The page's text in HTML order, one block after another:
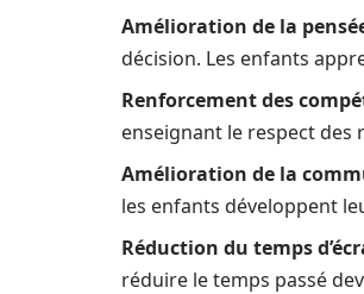
Amélioration de la
décision. Les enfants
Renforcement des
enseignant le respect des
Amélioration de la
les enfants développent
Réduction du temps
réduire le temps passé